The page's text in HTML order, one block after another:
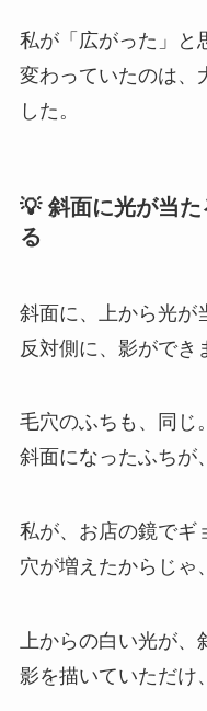
私が「広がった」と
変わっていたのは、
した。
💡 斜面に光が当
る
斜面に、上から光が
反対側に、影ができ
毛穴のふちも、同じ。
斜面になったふちが
私が、お店の鏡でギ
穴が増えたからじゃ
上からの白い光が、
影を描いていただけ